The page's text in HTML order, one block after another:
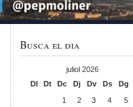
Busca el dia
juliol 2026
Dl
Dt Dc Dj Dv Ds
Dg
1
2 3 4 5